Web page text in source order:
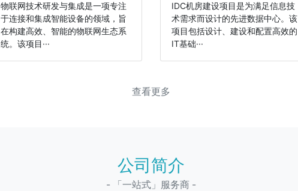
物联网技术研发与集成是一项专注
于连接和集成智能设备的领域，旨
在构建高效、智能的物联网生态系
统。该项目···
IDC机房建设项目是为满足信息技
术需求而设计的先进数据中心。该
项目包括设计、建设和配置高效的
IT基础···
查看更多
公司简介
- 「一站式」服务商 -